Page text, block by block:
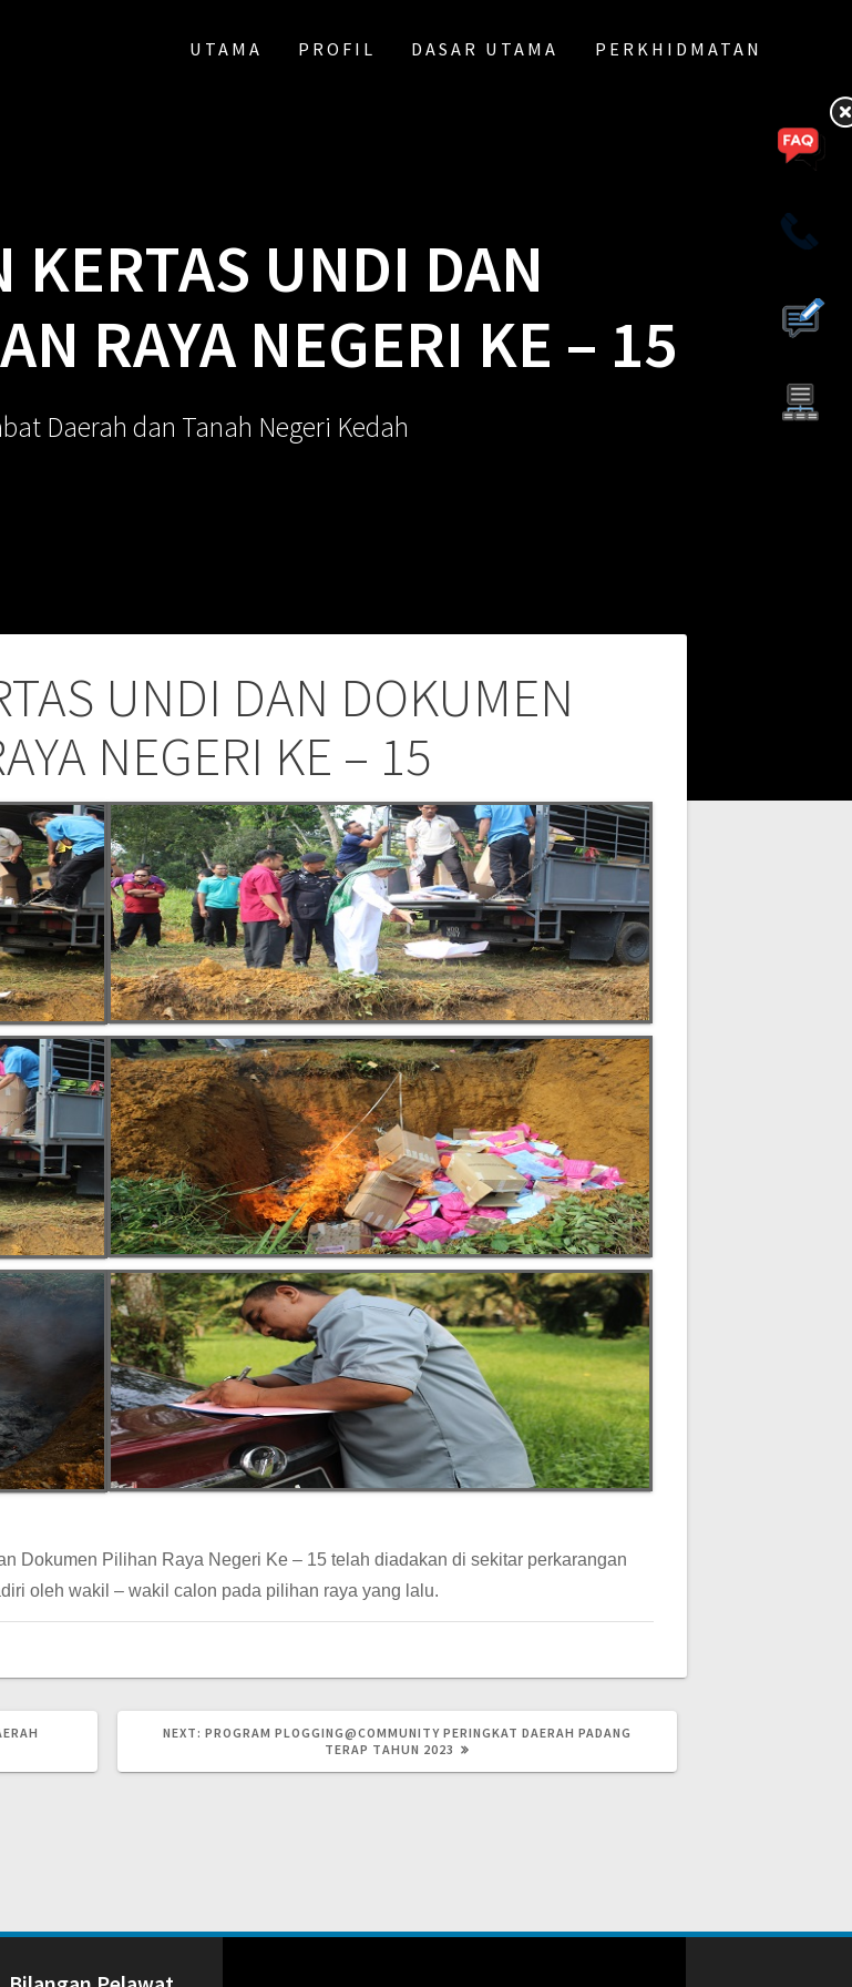
UTAMA PROFIL DASAR UTAMA PERKHIDMATAN
KERTAS UNDI DAN
RAYA NEGERI KE – 15
Daerah dan Tanah Negeri Kedah
UNDI DAN DOKUMEN
NEGERI KE – 15
Dokumen Pilihan Raya Negeri Ke – 15 telah diadakan di sekitar perkarangan
oleh wakil – wakil calon pada pilihan raya yang lalu.
NEXT: NEXT
PROGRAM PLOGGING@COMMUNITY PERINGKAT DAERAH PADANG
TERAP TAHUN 2023